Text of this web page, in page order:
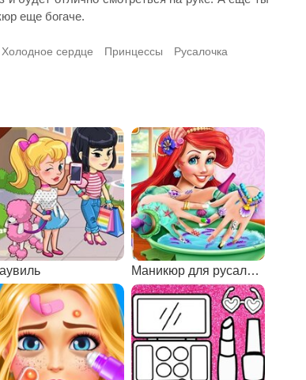
еще богаче.
Холодное сердце Принцессы
Русалочка
Маникюр для русалочки